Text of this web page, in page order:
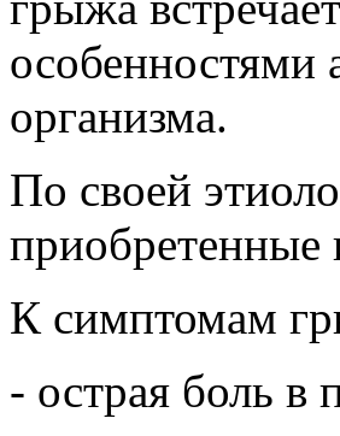
особенностями
организма.
По своей
К симптомам
- острая боль в